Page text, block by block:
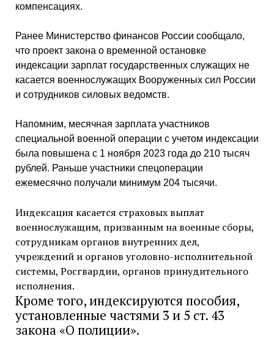
компенсациях.
Ранее Министерство финансов России сообщало,
что проект закона о временной остановке
индексации зарплат государственных служащих не
касается военнослужащих Вооруженных сил России
и сотрудников силовых ведомств.
Напомним, месячная зарплата участников
специальной военной операции с учетом индексации
была повышена с 1 ноября 2023 года до 210 тысяч
рублей. Раньше участники спецоперации
ежемесячно получали минимум 204 тысячи.
Индексация касается страховых выплат
военнослужащим, призванным на военные сборы,
сотрудникам органов внутренних дел,
учреждений и органов уголовно-исполнительной
системы, Росгвардии, органов принудительного
исполнения.
Кроме того, индексируются пособия,
установленные частями 3 и 5 ст. 43
закона «О полиции».